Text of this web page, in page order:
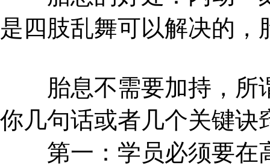
是四肢乱舞可以解决的
胎息不需要加持，所
你几句话或者几个关键诀
第一：学员必须要在